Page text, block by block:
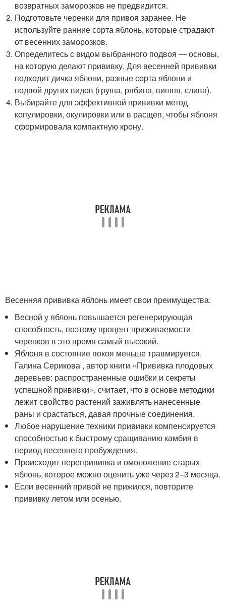
возвратных заморозков не предвидится.
Подготовьте черенки для привоя заранее. Не
используйте ранние сорта яблонь, которые страдают
от весенних заморозков.
Определитесь с видом выбранного подвоя — основы,
на которую делают прививку. Для весенней прививки
подходит дичка яблони, разные сорта яблони и
подвой других видов (груша, рябина, вишня, слива).
Выбирайте для эффективной прививки метод
копулировки, окулировки или в расщеп, чтобы яблоня
сформировала компактную крону.
Весенняя прививка яблонь имеет свои преимущества:
Весной у яблонь повышается регенерирующая
способность, поэтому процент приживаемости
черенков в это время самый высокий.
Яблоня в состояние покоя меньше травмируется.
Галина Серикова , автор книги «Прививка плодовых
деревьев: распространенные ошибки и секреты
успешной прививки», считает, что в основе методики
лежит свойство растений заживлять нанесенные
раны и срастаться, давая прочные соединения.
Любое нарушение техники прививки компенсируется
способностью к быстрому сращиванию камбия в
период весеннего пробуждения.
Происходит перепрививка и омоложение старых
яблонь, которое можно оценить уже через 2–3 месяца.
Если весенний привой не прижился, повторите
прививку летом или осенью.